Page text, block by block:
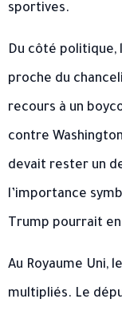
sportives.
Du côté politique,
proche du
recours à un
contre
devait rester un
l’importance
Trump pourrait
Au Royaume Uni,
multipliés. Le